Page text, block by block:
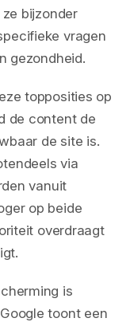
bijzonder
vragen
gezondheid.
topposities op
de content de
de site is.
via
vanuit
op beide
overdraagt
is
toont een